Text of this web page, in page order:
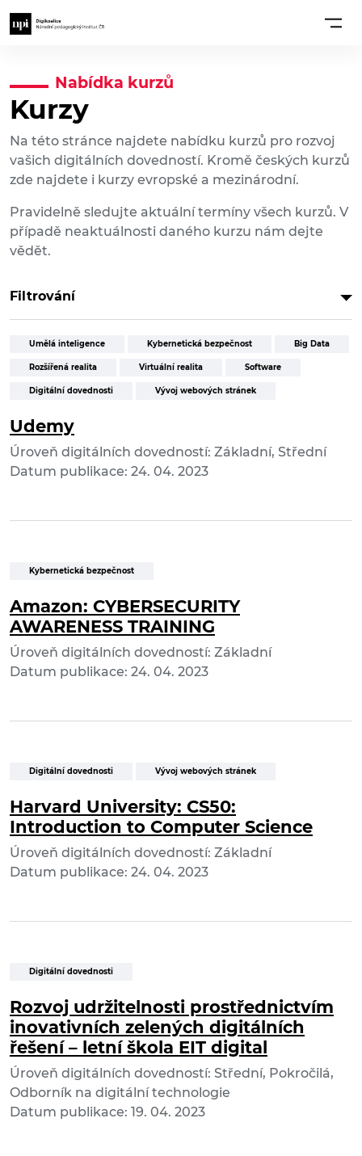
Nabídka kurzů
Kurzy
Na této stránce najdete nabídku kurzů pro rozvoj
vašich digitálních dovedností. Kromě českých kurzů
zde najdete i kurzy evropské a mezinárodní.
Pravidelně sledujte aktuální termíny všech kurzů. V
případě neaktuálnosti daného kurzu nám dejte
vědět.
Filtrování
Umělá inteligence Kybernetická bezpečnost Big Data
Rozšířená realita Virtuální realita Software
Digitální dovednosti Vývoj webových stránek
Udemy
Úroveň digitálních dovedností: Základní, Střední
Datum publikace: 24. 04. 2023
Kybernetická bezpečnost
Amazon: CYBERSECURITY
AWARENESS TRAINING
Úroveň digitálních dovedností: Základní
Datum publikace: 24. 04. 2023
Digitální dovednosti Vývoj webových stránek
Harvard University: CS50:
Introduction to Computer Science
Úroveň digitálních dovedností: Základní
Datum publikace: 24. 04. 2023
Digitální dovednosti
Rozvoj udržitelnosti prostřednictvím
inovativních zelených digitálních
řešení – letní škola EIT digital
Úroveň digitálních dovedností: Střední, Pokročilá,
Odborník na digitální technologie
Datum publikace: 19. 04. 2023